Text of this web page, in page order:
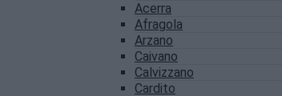
Acerra
Afragola
Arzano
Caivano
Calvizzano
Cardito